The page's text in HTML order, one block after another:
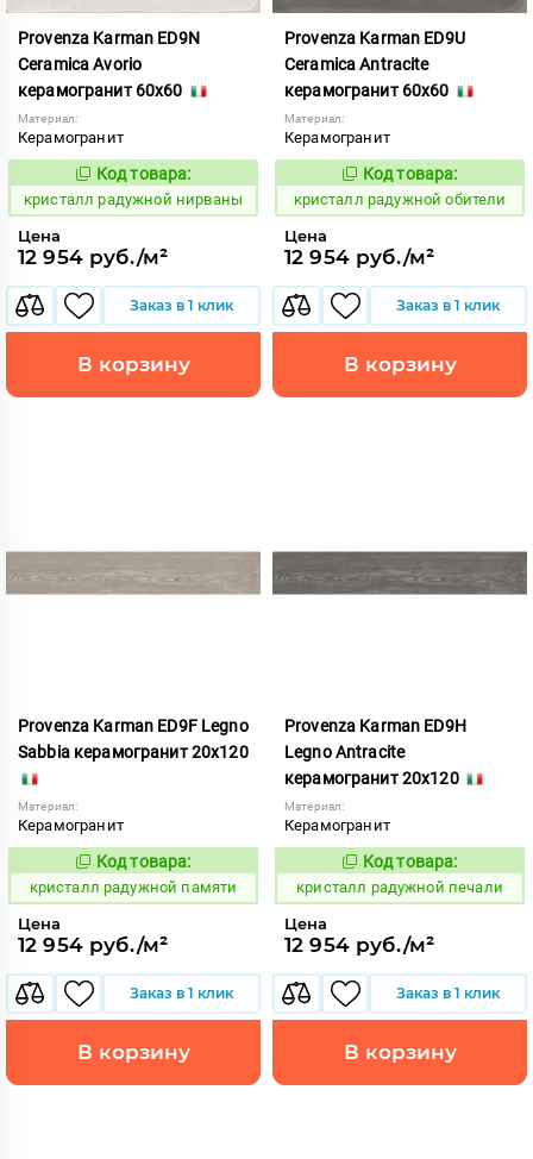
Provenza Karman ED9N
Ceramica Avorio
керамогранит 60x60
Материал:
Керамогранит
822059
Код товара:
кристалл радужной нирваны
Цена
12 954 руб./м²
Заказ в 1 клик
В корзину
Provenza Karman ED9U
Ceramica Antracite
керамогранит 60x60
Материал:
Керамогранит
822062
Код товара:
кристалл радужной обители
Цена
12 954 руб./м²
Заказ в 1 клик
В корзину
Provenza Karman ED9F Legno
Sabbia керамогранит 20x120
Материал:
Керамогранит
822068
Код товара:
кристалл радужной памяти
Цена
12 954 руб./м²
Заказ в 1 клик
В корзину
Provenza Karman ED9H
Legno Antracite
керамогранит 20x120
Материал:
Керамогранит
822070
Код товара:
кристалл радужной печали
Цена
12 954 руб./м²
Заказ в 1 клик
В корзину